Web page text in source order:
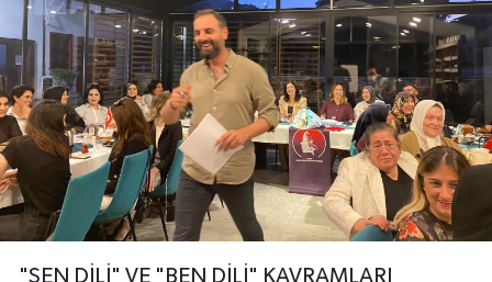
"SEN DİLİ" VE "BEN DİLİ" KAVRAMLARI